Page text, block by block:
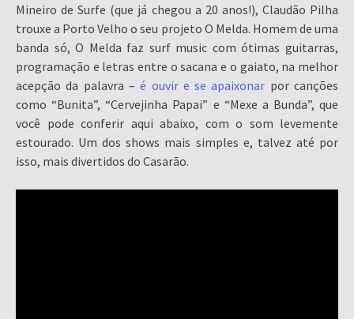
Mineiro de Surfe (que já chegou a 20 anos!), Claudão Pilha
trouxe a Porto Velho o seu projeto O Melda. Homem de uma
banda só, O Melda faz surf music com ótimas guitarras,
programação e letras entre o sacana e o gaiato, na melhor
acepção da palavra –é ouvir e se apaixonar por canções
como “Bunita”, “Cervejinha Papai” e “Mexe a Bunda”, que
você pode conferir aqui abaixo, com o som levemente
estourado. Um dos shows mais simples e, talvez até por
isso, mais divertidos do Casarão.